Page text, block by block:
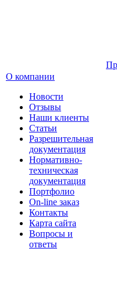
О компании
Новости
Отзывы
Наши клиенты
Статьи
Разрешительная
документация
Нормативно-
техническая
документация
Портфолио
On-line заказ
Контакты
Карта сайта
Вопросы и
ответы